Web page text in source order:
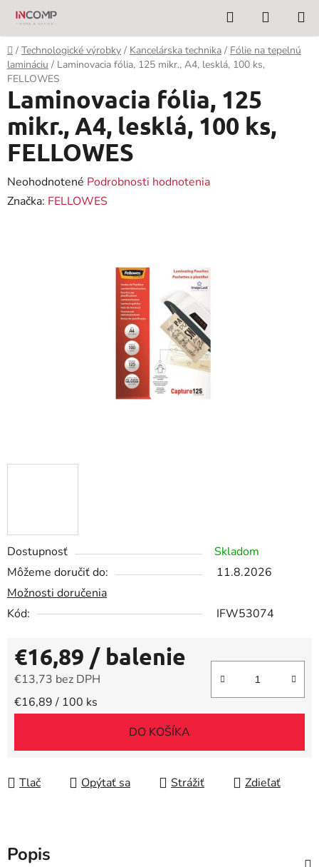
Prejsť
obsah
Hľadať
KOŠÍK
Domov
/ Technologické výrobky / Kancelárska technika / Fólie na tepelnú
lamináciu / Laminovacia fólia, 125 mikr., A4, lesklá, 100 ks,
FELLOWES
Dostupnosť
Skladom
Môžeme doručiť do:
11.8.2026
Možnosti doručenia
Kód:
IFW53074
€16,89 / balenie
€13,73 bez DPH
Jednotková cena:
€16,89 / 100 ks
DO KOŠÍKA
Tlač Opýtať sa Strážiť Zdieľať
Laminovacia fólia, 125
mikr., A4, lesklá, 100 ks,
FELLOWES
Priemerné
hodnotenie
Neohodnotené Podrobnosti hodnotenia
Značka: FELLOWES
Popis